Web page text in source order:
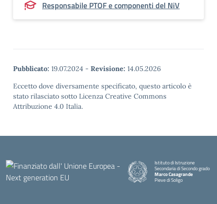
Responsabile PTOF e componenti del NiV
Pubblicato: 19.07.2024 - Revisione: 14.05.2026
Eccetto dove diversamente specificato, questo articolo è
stato rilasciato sotto Licenza Creative Commons
Attribuzione 4.0 Italia.
Istituto di Istruzione
Secondaria di Secondo grado
Marco Casagrande
Pieve di Soligo